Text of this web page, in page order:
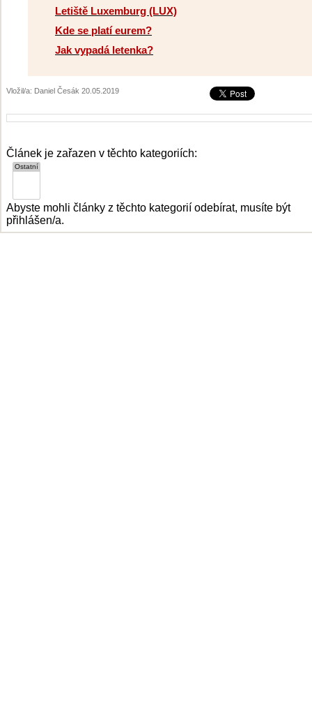
Letiště Luxemburg (LUX)
Kde se platí eurem?
Jak vypadá letenka?
Vložil/a: Daniel Česák 20.05.2019
Článek je zařazen v těchto kategoriích:
Abyste mohli články z těchto kategorií odebírat, musíte být
přihlášen/a.